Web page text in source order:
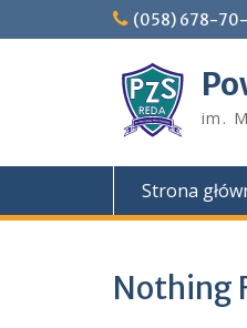
to
(058) 678-
im.
Strona
Nothing